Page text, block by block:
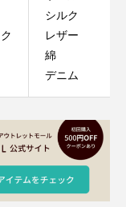
シルク
レザー
綿
デニム